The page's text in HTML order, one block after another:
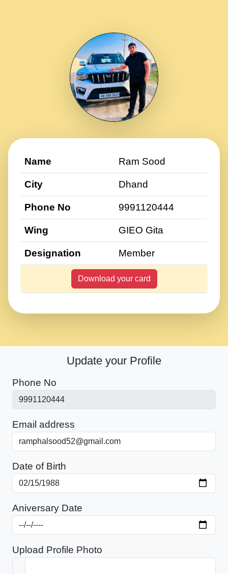
Name Ram Sood
City Dhand
Phone No 9991120444
Wing GIEO Gita
Designation Member
Download your card
Update your Profile
Phone No
Email address
Date of Birth
Aniversary Date
Upload Profile Photo